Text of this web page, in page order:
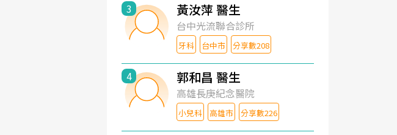
3 黃汝萍 醫生
台中光流聯合診所
牙科 台中市 分享數208
4 郭和昌 醫生
高雄長庚紀念醫院
小兒科 高雄市 分享數226